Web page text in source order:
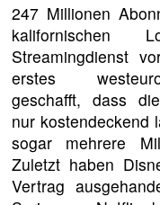
247 Millionen
kalifornischen
Streamingdienst
erstes
geschafft, dass
nur kostendeckend
sogar mehrere
Zuletzt haben
Vertrag